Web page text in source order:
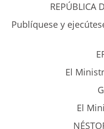
REPÚBLICA
Publíquese y
El
El